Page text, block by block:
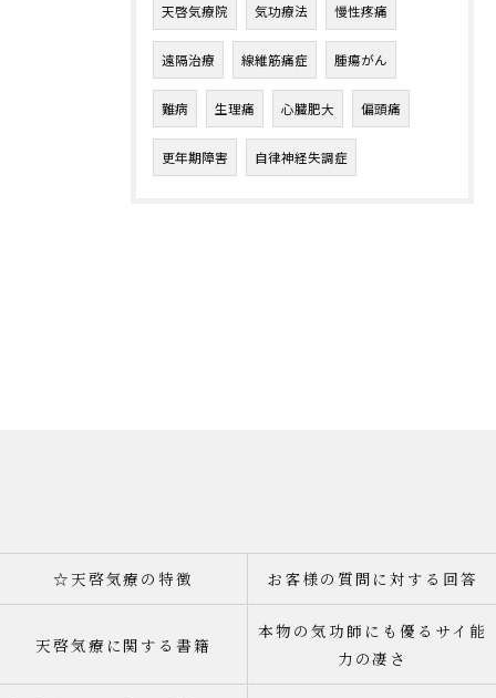
天啓気療院 気功療法 慢性疼痛
遠隔治療 線維筋痛症 腫瘍がん
難病 生理痛 心臓肥大 偏頭痛
更年期障害 自律神経失調症
☆天啓気療の特徴 お客様の質問に対する回答
天啓気療に関する書籍
本物の気功師にも優るサイ能
力の凄さ